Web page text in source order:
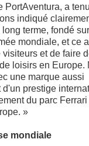
PortAventura, a
indiqué
terme, fondé
mondiale, et ce
et de faire
loisirs en Europe.
une marque aussi
prestige
du parc
»
mondiale